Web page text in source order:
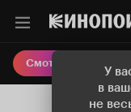
У
в
не
Смотреть кино